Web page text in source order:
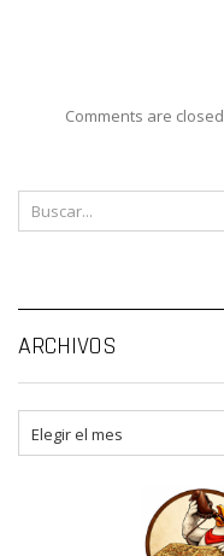
Comments are closed
ARCHIVOS